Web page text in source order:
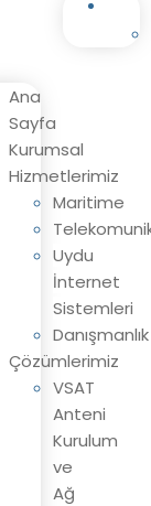
Ana
Sayfa
Kurumsal
Hizmetlerimiz
Maritime
Uydu
İnternet
Sistemleri
Danışmanlık
Çözümlerimiz
VSAT
Anteni
Kurulum
ve
Ağ